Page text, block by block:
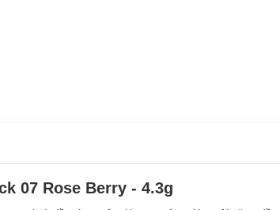
07 Rose Berry - 4.3g